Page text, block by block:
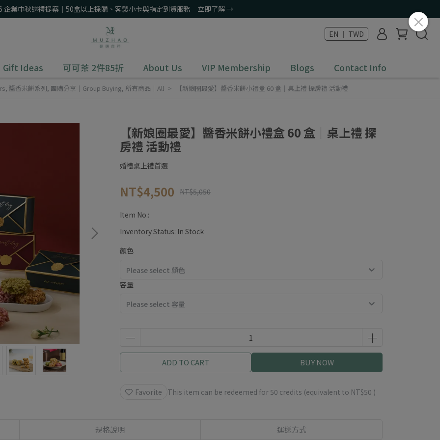
企業中秋送禮提案｜50盒以上採購、客製小卡與指定到貨服務 立即了解 →
EN ｜ TWD
Gift Ideas 可可茶 2件85折 About Us VIP Membership Blogs Contact Info
, 醬香米餅系列, 團購分享｜Group Buying, 所有商品｜All 【新娘圈最愛】醬香米餅小禮盒 60 盒｜桌上禮 探房禮 活動禮
【新娘圈最愛】醬香米餅小禮盒 60 盒｜桌上禮 探
房禮 活動禮
婚禮桌上禮首選
NT$4,500 NT$5,050
Item No.:
Inventory Status: In Stock
顏色
容量
ADD TO CART BUY NOW
Favorite This item can be redeemed for 50 credits (equivalent to NT$50 )
規格說明 運送方式